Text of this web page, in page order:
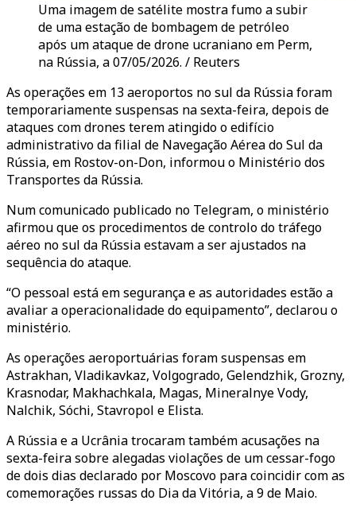
Uma imagem de satélite mostra fumo a subir
de uma estação de bombagem de petróleo
após um ataque de drone ucraniano em Perm,
na Rússia, a 07/05/2026. / Reuters
As operações em 13 aeroportos no sul da Rússia foram
temporariamente suspensas na sexta-feira, depois de
ataques com drones terem atingido o edifício
administrativo da filial de Navegação Aérea do Sul da
Rússia, em Rostov-on-Don, informou o Ministério dos
Transportes da Rússia.
Num comunicado publicado no Telegram, o ministério
afirmou que os procedimentos de controlo do tráfego
aéreo no sul da Rússia estavam a ser ajustados na
sequência do ataque.
“O pessoal está em segurança e as autoridades estão a
avaliar a operacionalidade do equipamento”, declarou o
ministério.
As operações aeroportuárias foram suspensas em
Astrakhan, Vladikavkaz, Volgogrado, Gelendzhik, Grozny,
Krasnodar, Makhachkala, Magas, Mineralnye Vody,
Nalchik, Sóchi, Stavropol e Elista.
A Rússia e a Ucrânia trocaram também acusações na
sexta-feira sobre alegadas violações de um cessar-fogo
de dois dias declarado por Moscovo para coincidir com as
comemorações russas do Dia da Vitória, a 9 de Maio.